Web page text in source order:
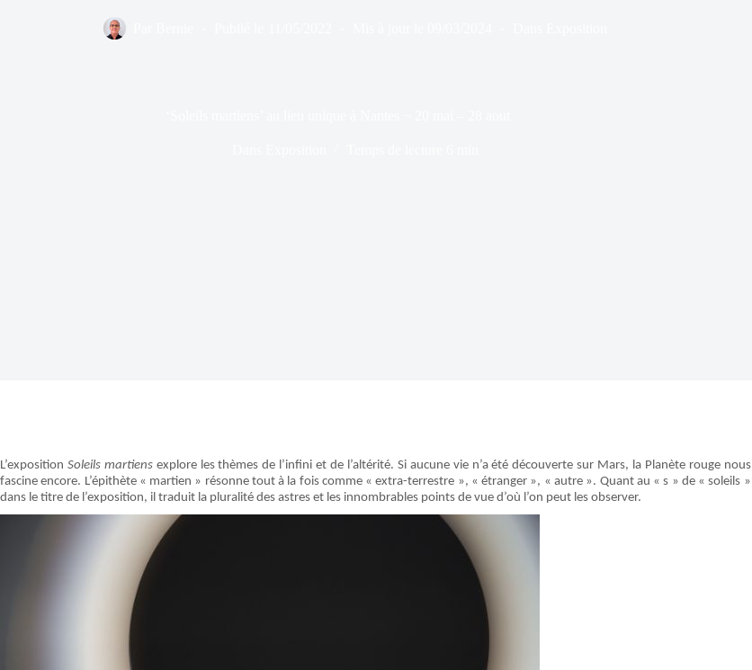
L’exposition Soleils martiens explore les thèmes de l’infini et de l’altérité. Si aucune vie n’a été découverte sur Mars, la Planète rouge nous
fascine encore. L’épithète « martien » résonne tout à la fois comme « extra-terrestre », « étranger », « autre ». Quant au « s » de « soleils »
dans le titre de l’exposition, il traduit la pluralité des astres et les innombrables points de vue d’où l’on peut les observer.